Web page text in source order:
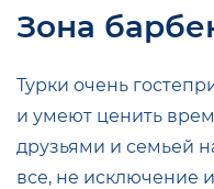
Зона
Турки очень
и умеют ценить
друзьями и семьей
все, не исключение